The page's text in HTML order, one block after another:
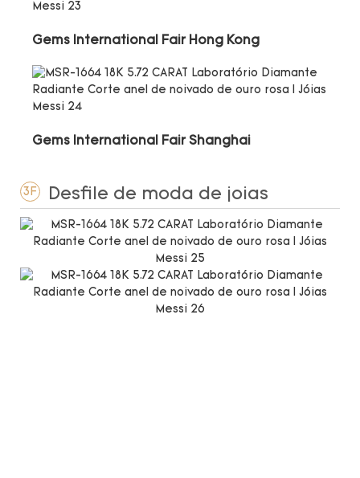
Gems International Fair Hong Kong
Gems International Fair Shanghai
3F Desfile de moda de joias